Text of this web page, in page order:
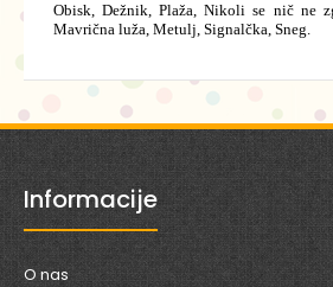
Obisk, Dežnik, Plaža, Nikoli se nič ne
Mavrična luža, Metulj, Signalčka, Sneg.
Informacije
O nas